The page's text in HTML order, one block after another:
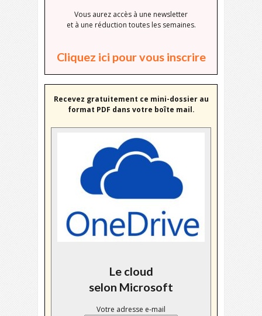
Vous aurez accès à une newsletter
et à une réduction toutes les semaines.
Cliquez ici pour vous inscrire
Recevez gratuitement ce mini-dossier au
format PDF dans votre boîte mail.
Le cloud
selon Microsoft
Votre adresse e-mail